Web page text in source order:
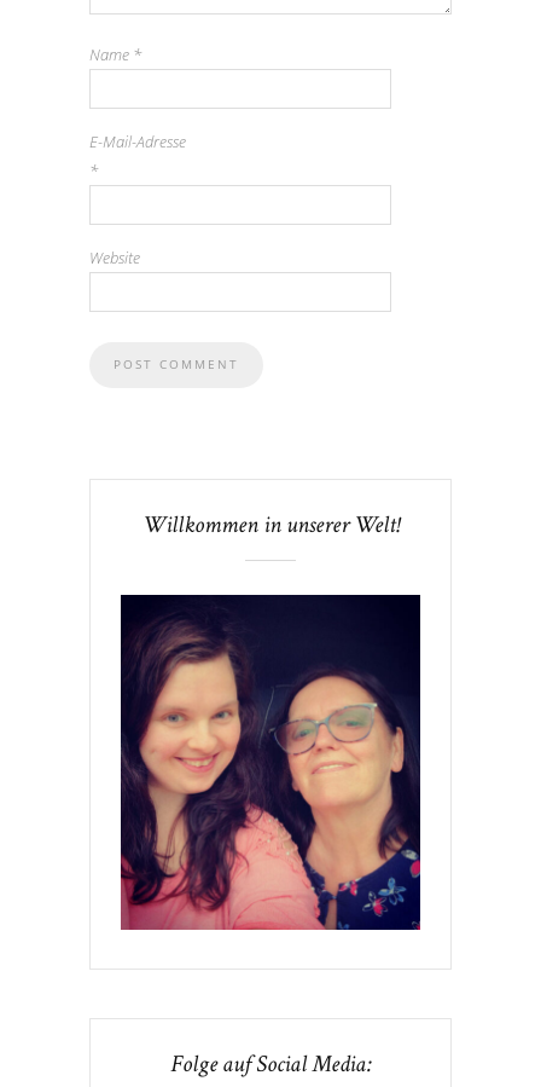
Name *
E-Mail-Adresse
*
Website
Willkommen in unserer Welt!
Folge auf Social Media: